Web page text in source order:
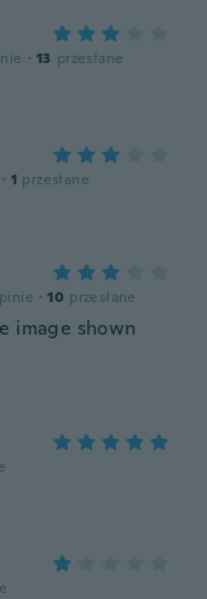
· 13 przesłane
· 1 przesłane
· 10 przesłane
image shown